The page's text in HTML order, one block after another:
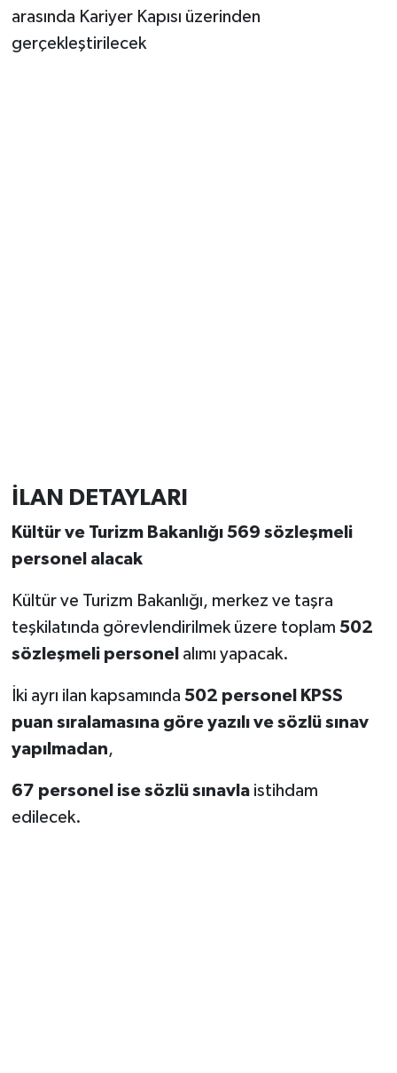
arasında Kariyer Kapısı üzerinden
gerçekleştirilecek
İLAN DETAYLARI
Kültür ve Turizm Bakanlığı 569 sözleşmeli
personel alacak
Kültür ve Turizm Bakanlığı, merkez ve taşra
teşkilatında görevlendirilmek üzere toplam 502
sözleşmeli personel alımı yapacak.
İki ayrı ilan kapsamında 502 personel KPSS
puan sıralamasına göre yazılı ve sözlü sınav
yapılmadan,
67 personel ise sözlü sınavlaistihdam
edilecek.